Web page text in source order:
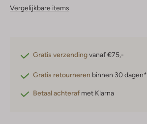
Vergelijkbare items
Gratis verzendingvanaf €75,-
Gratis retourneren binnen 30 dagen*
Betaal achteraf met Klarna